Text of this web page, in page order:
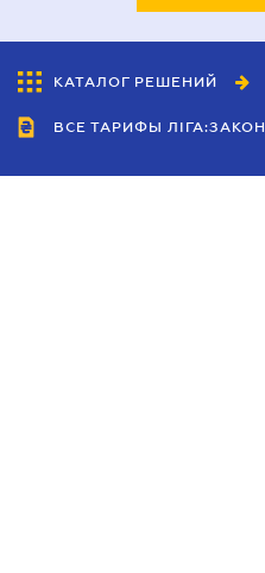
КАТАЛОГ РЕШЕНИЙ
ВСЕ ТАРИФЫ ЛІГА:ЗАКОН